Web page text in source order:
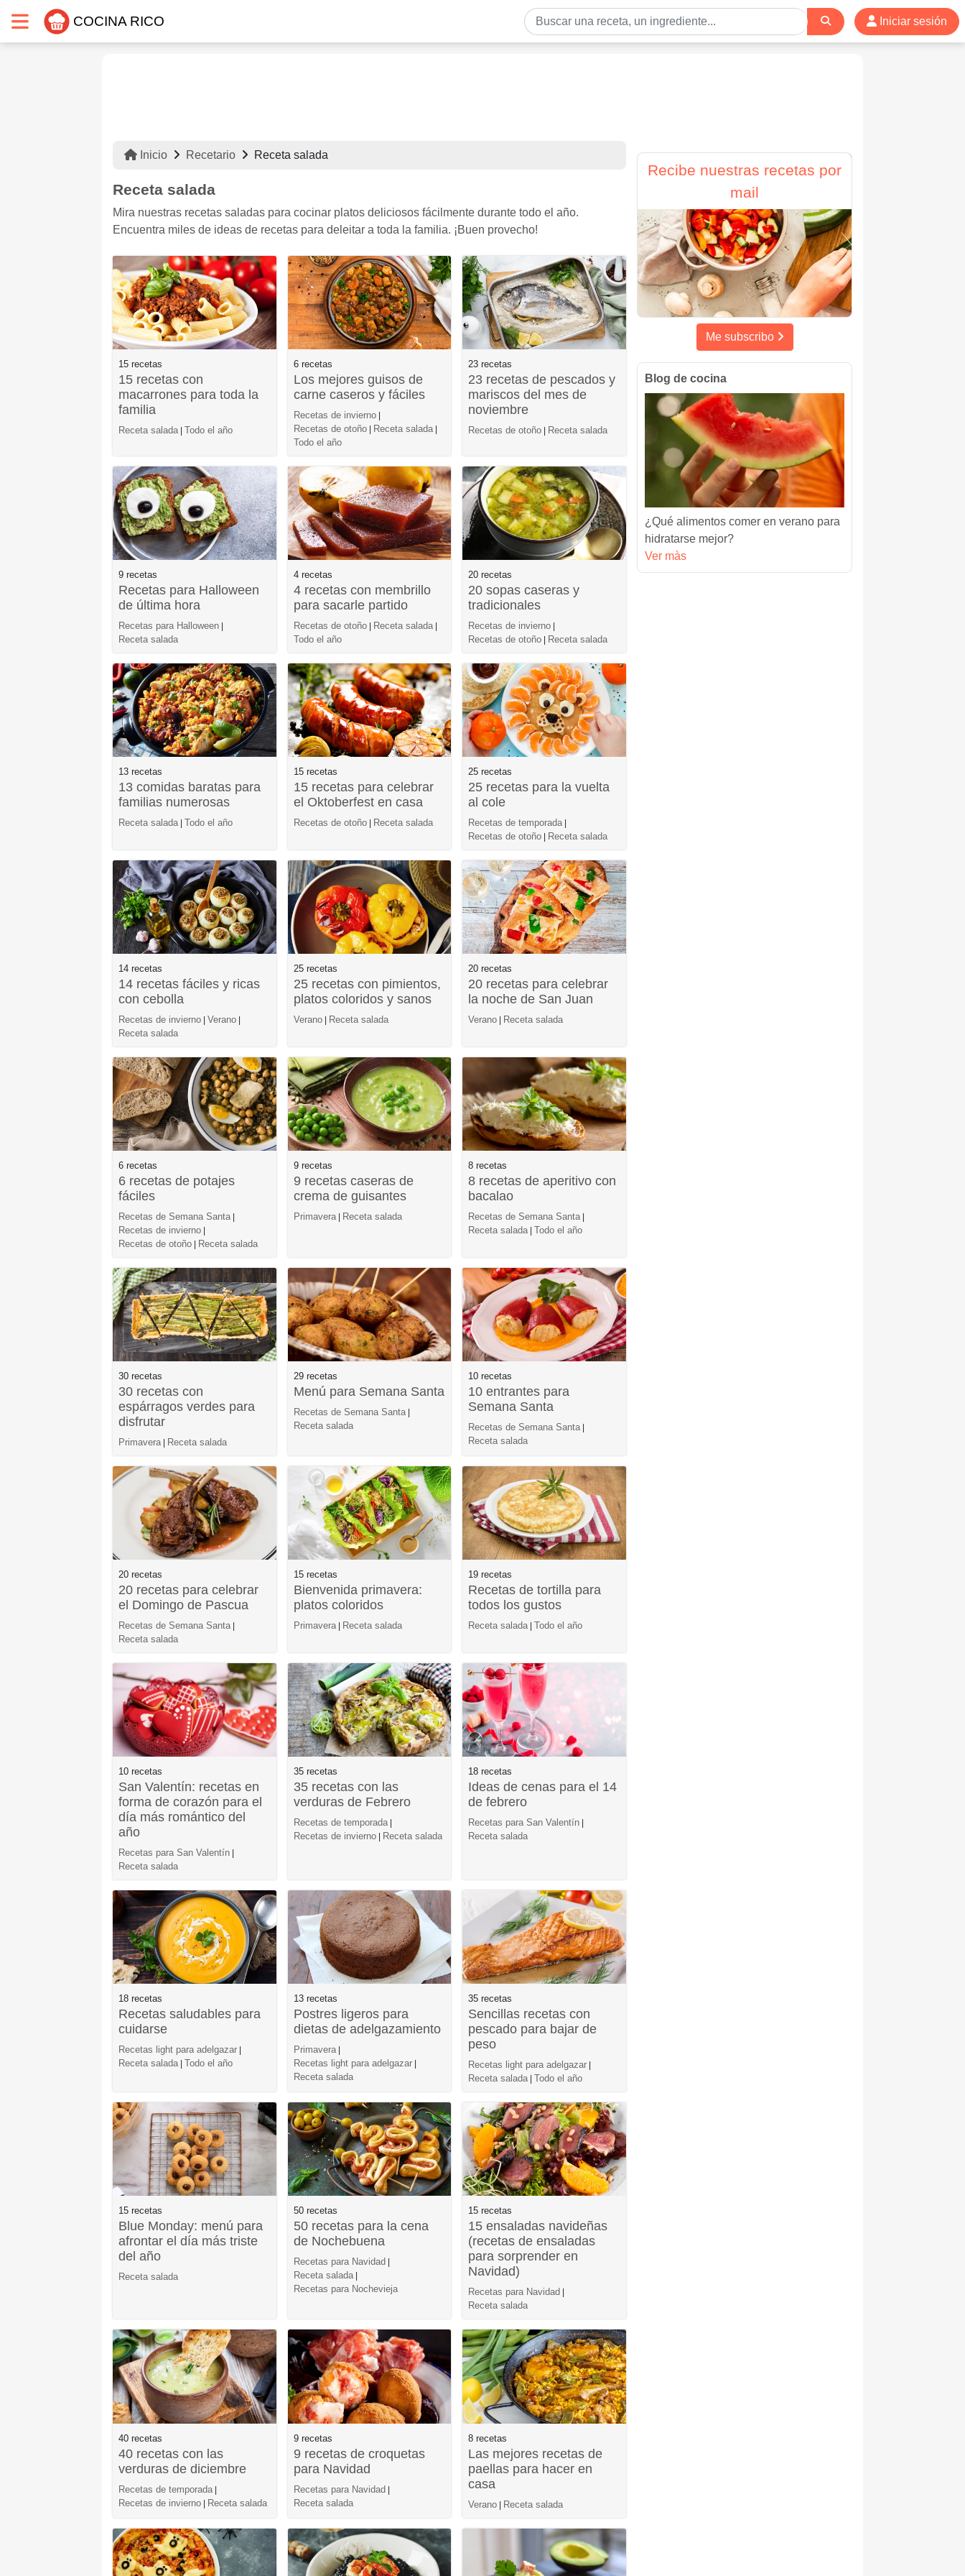
COCINA RICO Iniciar sesión
Inicio Recetario Receta salada
Receta salada
Mira nuestras recetas saladas para cocinar platos deliciosos fácilmente durante todo el año.
Encuentra miles de ideas de recetas para deleitar a toda la familia. ¡Buen provecho!
15 recetas
15 recetas con
macarrones para toda la
familia
Receta salada| Todo el año
6 recetas
Los mejores guisos de
carne caseros y fáciles
Recetas de invierno|
Recetas de otoño| Receta salada|
Todo el año
23 recetas
23 recetas de pescados y
mariscos del mes de
noviembre
Recetas de otoño Receta salada
9 recetas
Recetas para Halloween
de última hora
Recetas para Halloween
Receta salada
4 recetas
4 recetas con membrillo
para sacarle partido
Recetas de otoño| Receta salada|
Todo el año
20 recetas
20 sopas caseras y
tradicionales
Recetas de invierno
Recetas de otoño Receta salada
13 recetas
13 comidas baratas para
familias numerosas
Receta salada| Todo el año
15 recetas
15 recetas para celebrar
el Oktoberfest en casa
Recetas de otoño| Receta salada
25 recetas
25 recetas para la vuelta
al cole
Recetas de temporada|
Recetas de otoño Receta salada
14 recetas
14 recetas fáciles y ricas
con cebolla
Recetas de invierno Verano
Receta salada
25 recetas
25 recetas con pimientos,
platos coloridos y sanos
Verano| Receta salada
20 recetas
20 recetas para celebrar
la noche de San Juan
Verano Receta salada
6 recetas
6 recetas de potajes
fáciles
Recetas de Semana Santa|
Recetas de invierno
Recetas de otoño Receta salada
9 recetas
9 recetas caseras de
crema de guisantes
Primavera| Receta salada
8 recetas
8 recetas de aperitivo con
bacalao
Recetas de Semana Santa|
Receta salada| Todo el año
30 recetas
30 recetas con
espárragos verdes para
disfrutar
Primavera| Receta salada
29 recetas
Menú para Semana Santa
Recetas de Semana Santa|
Receta salada
10 recetas
10 entrantes para
Semana Santa
Recetas de Semana Santa|
Receta salada
20 recetas
20 recetas para celebrar
el Domingo de Pascua
Recetas de Semana Santa|
Receta salada
15 recetas
Bienvenida primavera:
platos coloridos
Primavera| Receta salada
19 recetas
Recetas de tortilla para
todos los gustos
Receta salada| Todo el año
10 recetas
San Valentín: recetas en
forma de corazón para el
día más romántico del
año
Recetas para San Valentín
Receta salada
35 recetas
35 recetas con las
verduras de Febrero
Recetas de temporada|
Recetas de invierno| Receta salada
18 recetas
Ideas de cenas para el 14
de febrero
Recetas para San Valentín
Receta salada
18 recetas
Recetas saludables para
cuidarse
Recetas light para adelgazar
Receta salada| Todo el año
13 recetas
Postres ligeros para
dietas de adelgazamiento
Primavera|
Recetas light para adelgazar|
Receta salada
35 recetas
Sencillas recetas con
pescado para bajar de
peso
Recetas light para adelgazar
Receta salada| Todo el año
15 recetas
Blue Monday: menú para
afrontar el día más triste
del año
Receta salada
50 recetas
50 recetas para la cena
de Nochebuena
Recetas para Navidad
Receta salada|
Recetas para Nochevieja
15 recetas
15 ensaladas navideñas
(recetas de ensaladas
para sorprender en
Navidad)
Recetas para Navidad
Receta salada
40 recetas
40 recetas con las
verduras de diciembre
Recetas de temporada |
Recetas de invierno | Receta salada
9 recetas
9 recetas de croquetas
para Navidad
Recetas para Navidad |
Receta salada
8 recetas
Las mejores recetas de
paellas para hacer en
casa
Verano | Receta salada
Recibe nuestras recetas por
mail
Me subscribo
Blog de cocina
¿Qué alimentos comer en verano para
hidratarse mejor?
Ver màs